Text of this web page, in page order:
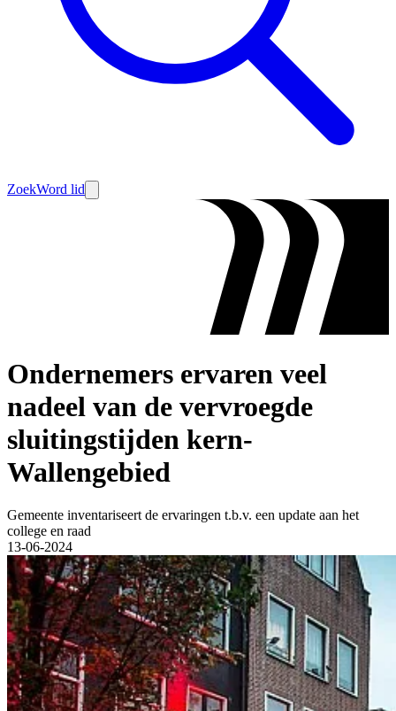
ZoekWord lid
Ondernemers ervaren veel
nadeel van de vervroegde
sluitingstijden kern-
Wallengebied
Gemeente inventariseert de ervaringen t.b.v. een update aan het
college en raad
13-06-2024